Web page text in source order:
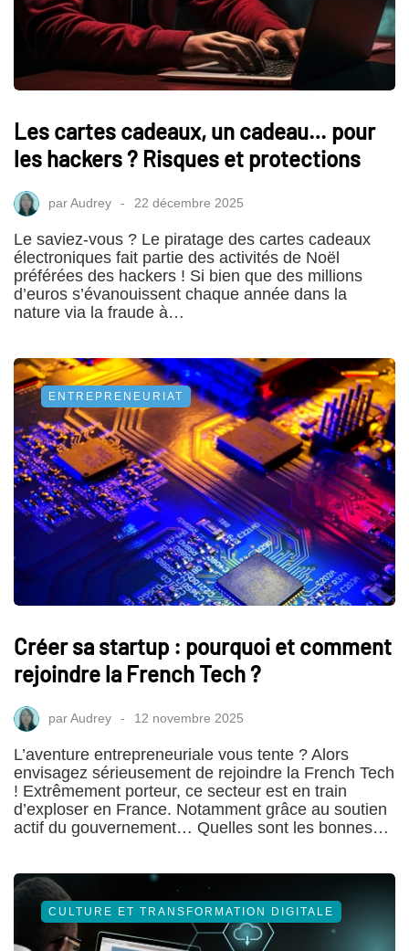
Les cartes cadeaux, un cadeau… pour
les hackers ? Risques et protections
parAudrey 22 décembre 2025
Le saviez-vous ? Le piratage des cartes cadeaux
électroniques fait partie des activités de Noël
préférées des hackers ! Si bien que des millions
d’euros s’évanouissent chaque année dans la
nature via la fraude à…
ENTREPRENEURIAT
Créer sa startup : pourquoi et comment
rejoindre la French Tech ?
parAudrey 12 novembre 2025
L’aventure entrepreneuriale vous tente ? Alors
envisagez sérieusement de rejoindre la French Tech
! Extrêmement porteur, ce secteur est en train
d’exploser en France. Notamment grâce au soutien
actif du gouvernement… Quelles sont les bonnes…
CULTURE ET TRANSFORMATION DIGITALE